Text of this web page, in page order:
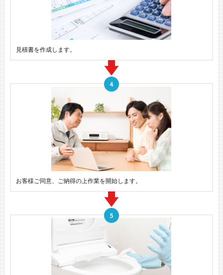
見積書を作成します。
お客様ご同意、ご納得の上作業を開始します。